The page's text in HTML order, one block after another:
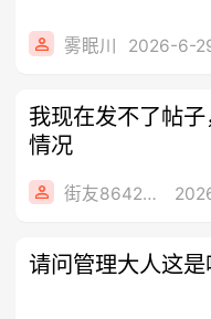
雾眠川 2026-6-
我现在发不了帖
情况
街友86424228
请问管理大人这是